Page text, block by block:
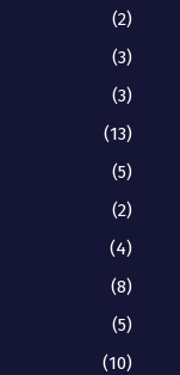
(2)
(3)
(3)
(13)
(5)
(2)
(4)
(8)
(5)
(10)